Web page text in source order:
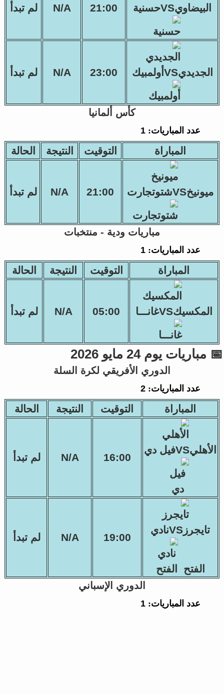
البيضاويVSحسنية 21:00
N/A لم تبدأ
الجديديVSأولمبيك 23:00
N/A لم تبدأ
كأس ألمانيا
عدد المباريات:1
المباراة التوقيت النتيجة الحالة
ميونيخVSشتوتجارت 21:00
N/A لم تبدأ
مباريات ودية - منتخبات
عدد المباريات:1
المباراة التوقيت النتيجة الحالة
المكسيكVSغانـــا 05:00
N/A لم تبدأ
📅 مباريات يوم 24 مايو 2026
الدوري الأفريقي لكرة السلة
عدد المباريات:2
المباراة التوقيت النتيجة الحالة
الأهليVSفيل دي
16:00
N/A لم تبدأ
تايجرزVSنادي
الفتح
19:00
N/A لم تبدأ
الدوري الإسباني
عدد المباريات:1